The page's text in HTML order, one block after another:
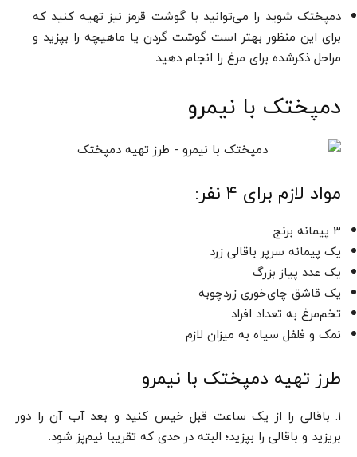
دمپختک شوید را می‌توانید با گوشت قرمز نیز تهیه کنید که
برای این منظور بهتر است گوشت گردن یا ماهیچه را بپزید و
مراحل ذکرشده برای مرغ را انجام دهید.
دمپختک با نیمرو
مواد لازم برای ۴ نفر:
۳ پیمانه برنج
یک پیمانه سرپر باقالی زرد
یک عدد پیاز بزرگ
یک قاشق چای‌خوری زردچوبه
تخم‌مرغ به تعداد افراد
نمک و فلفل سیاه به میزان لازم
طرز تهیه دمپختک با نیمرو
۱. باقالی را از یک ساعت قبل خیس کنید و بعد آب آن را دور
بریزید و باقالی را بپزید؛ البته در حدی که تقریبا نیم‌پز شود.